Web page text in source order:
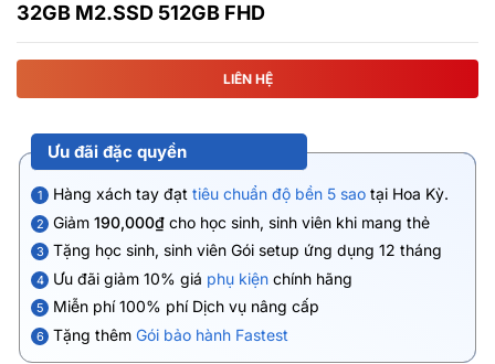
32GB M2.SSD 512GB FHD
LIÊN HỆ
Ưu đãi đặc quyền
1 Hàng xách tay đạt tiêu chuẩn độ bền 5 sao tại Hoa Kỳ.
2 Giảm 190,000₫ cho học sinh, sinh viên khi mang thẻ
3 Tặng học sinh, sinh viên Gói setup ứng dụng 12 tháng
4 Ưu đãi giảm 10% giá phụ kiện chính hãng
5 Miễn phí 100% phí Dịch vụ nâng cấp
6 Tặng thêm Gói bảo hành Fastest